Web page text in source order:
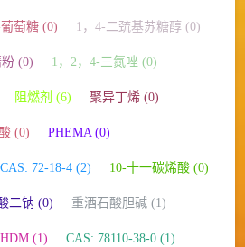
萄糖 (0) 1，4-二巯基苏糖醇 (0)
(0) 1，2，4-三氮唑 (0)
阻燃剂 (6) 聚异丁烯 (0)
(0) PHEMA (0)
CAS: 72-18-4 (2) 10-十一碳烯酸 (0)
二钠 (0) 重酒石酸胆碱 (1)
(1) CAS: 78110-38-0 (1)